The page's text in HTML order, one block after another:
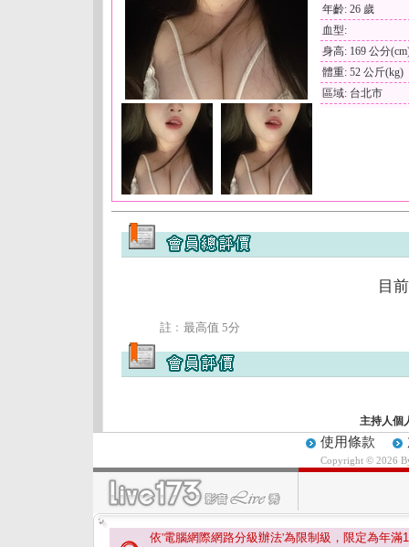
年齡: 26 歲
血型:
身高: 169 公分
體重: 52 公斤(kg)
區域: 台北市
目
註﹕最高值 5分
主持人個
使用條款
Copyright © 2026
依'電腦網際網路分級辦法'為限制級，限定為年滿